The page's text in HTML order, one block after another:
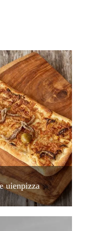
uienpizza